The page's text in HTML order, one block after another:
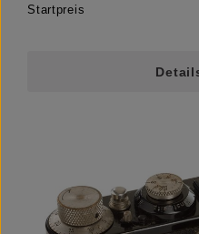
Startpreis